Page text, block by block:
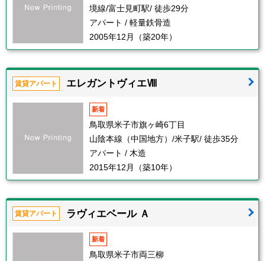
境線/富士見町駅/ 徒歩29分
アパート / 軽量鉄骨造
2005年12月（築20年）
賃貸アパート エレガントヴィエⅧ
新着
鳥取県米子市旗ヶ崎6丁目
山陰本線（中国地方）/米子駅/ 徒歩35分
アパート / 木造
2015年12月（築10年）
賃貸アパート ラヴィエベール Ａ
新着
鳥取県米子市両三柳